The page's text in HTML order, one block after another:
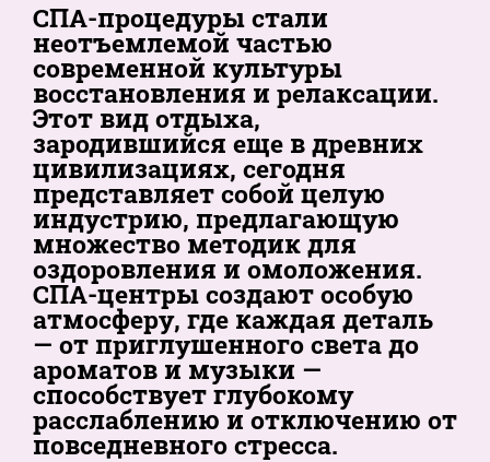
СПА-процедуры стали
неотъемлемой частью
современной культуры
восстановления и релаксации.
Этот вид отдыха,
зародившийся еще в древних
цивилизациях, сегодня
представляет собой целую
индустрию, предлагающую
множество методик для
оздоровления и омоложения.
СПА-центры создают особую
атмосферу, где каждая деталь
— от приглушенного света до
ароматов и музыки —
способствует глубокому
расслаблению и отключению от
повседневного стресса.